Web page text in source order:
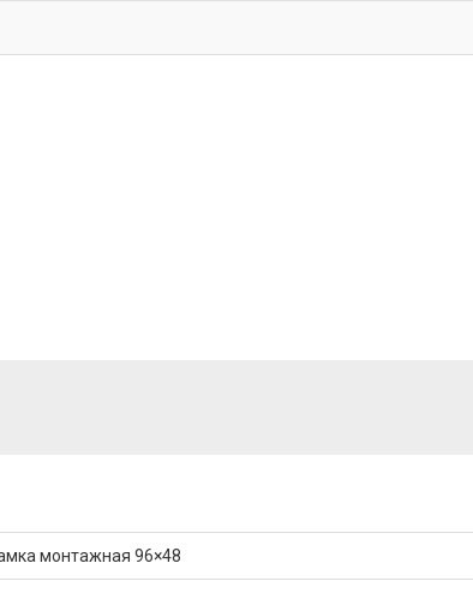
монтажная 96×48